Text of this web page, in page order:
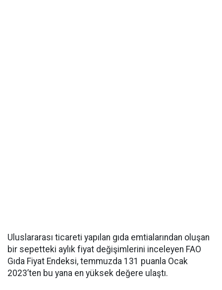
Uluslararası ticareti yapılan gıda emtialarından oluşan
bir sepetteki aylık fiyat değişimlerini inceleyen FAO
Gıda Fiyat Endeksi, temmuzda 131 puanla Ocak
2023’ten bu yana en yüksek değere ulaştı.